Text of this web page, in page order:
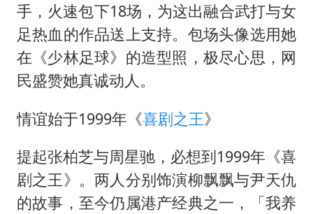
手，火速包下18场，为这出融合武打与女
足热血的作品送上支持。包场头像选用她
在《少林足球》的造型照，极尽心思，网
民盛赞她真诚动人。
情谊始于1999年《喜剧之王》
提起张柏芝与周星驰，必想到1999年《喜
剧之王》。两人分别饰演柳飘飘与尹天仇
的故事，至今仍属港产经典之一，「我养